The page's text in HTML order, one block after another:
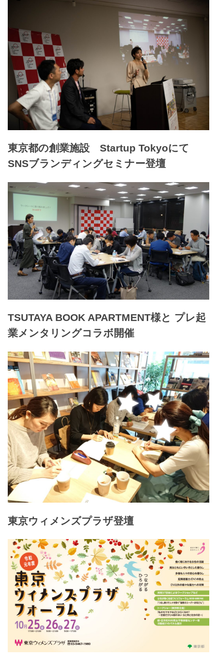
東京都の創業施設 Startup Tokyoにて
SNSブランディングセミナー登壇
TSUTAYA BOOK APARTMENT様と プレ起
業メンタリングコラボ開催
東京ウィメンズプラザ登壇